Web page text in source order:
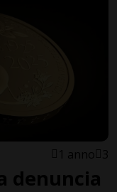
1 anno 3
denuncia